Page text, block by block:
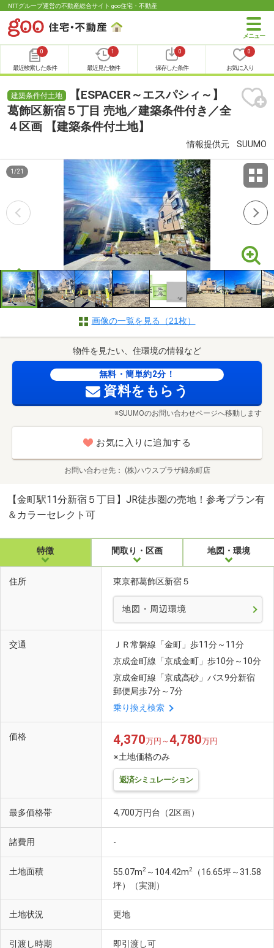
NTTグループ運営の不動産総合サイト goo住宅・不動産
0
最近検索した条件
1
最近見た物件
0
保存した条件
0
お気に入り
建築条件付土地
【ESPACER～エスパシィ～】
葛飾区新宿５丁目 売地／建築条件付き／全
４区画 【建築条件付土地】
情報提供元 SUUMO
1 /21
画像の一覧を見る（21枚）
物件を見たい、住環境の情報など
無料・簡単約2分！
資料をもらう
※SUUMOのお問い合わせページへ移動します
お気に入りに追加する
お問い合わせ先 (株)ハウスプラザ錦糸町店
【金町駅11分新宿５丁目】JR徒歩圏の売地！参考プラン有
＆カラーセレクト可
特徴 間取り・区画 地図・環境
住所 東京都葛飾区新宿５
地図・周辺環境
交通
ＪＲ常磐線「金町」歩11分～11分
京成金町線「京成金町」歩10分～10分
京成金町線「京成高砂」バス9分新宿
郵便局歩7分～7分
乗り換え検索
価格 4,370万円～ 4,780万円
※土地価格のみ
返済シミュレーション
最多価格帯 4,700万円台（2区画）
諸費用 -
土地面積 55.07m2 ～104.42m2
（16.65坪～31.58
坪）（実測）
土地状況 更地
引渡し時期 即引渡し可